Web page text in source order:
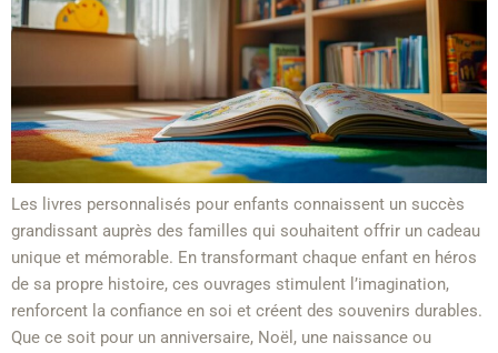
Les livres personnalisés pour enfants connaissent un succès
grandissant auprès des familles qui souhaitent offrir un cadeau
unique et mémorable. En transformant chaque enfant en héros
de sa propre histoire, ces ouvrages stimulent l’imagination,
renforcent la confiance en soi et créent des souvenirs durables.
Que ce soit pour un anniversaire, Noël, une naissance ou